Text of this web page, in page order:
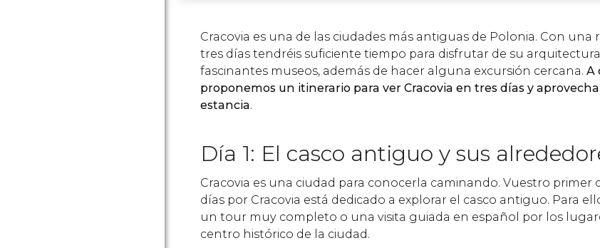
Cracovia es una de las ciudades más antiguas de Polonia. Con una
tres días tendréis suficiente tiempo para disfrutar de su
fascinantes museos, además de hacer alguna excursión cercana. A
proponemos un itinerario para ver Cracovia en tres días y
estancia.
Día 1: El casco antiguo y sus
Cracovia es una ciudad para conocerla caminando. Vuestro primer
días por Cracovia está dedicado a explorar el casco antiguo. Para
un tour muy completo o una visita guiada en español por los
centro histórico de la ciudad.